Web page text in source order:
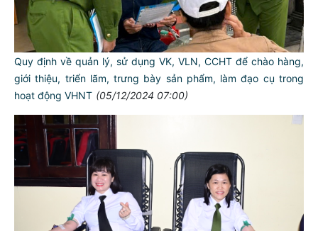
Quy định về quản lý, sử dụng VK, VLN, CCHT để chào hàng,
giới thiệu, triển lãm, trưng bày sản phẩm, làm đạo cụ trong
hoạt động VHNT (05/12/2024 07:00)